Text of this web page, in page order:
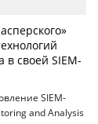
в своей SIEM-
SIEM-
and Analysis